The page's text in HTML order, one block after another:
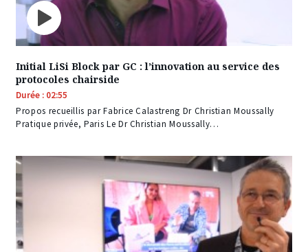
Initial LiSi Block par GC : l’innovation au service des
protocoles chairside
Durée : 02:55
Propos recueillis par Fabrice Calastreng Dr Christian Moussally
Pratique privée, Paris Le Dr Christian Moussally…